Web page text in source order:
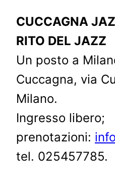
CUCCAGNA
RITO DEL JAZZ
Un posto a
Cuccagna, via
Milano.
Ingresso libero;
prenotazioni:
tel. 025457785.